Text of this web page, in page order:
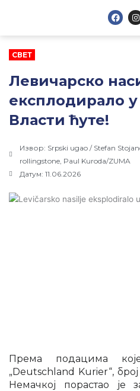
F
a
e
I
n
t
СВЕТ
Левичарско
експлодирало у
Власти ћуте!
Извор: Srpski ugao / Stefan
rollingstone, Paul Kuroda/ZUMA
Датум: 11.06.2026
Према подацима
„Deutschland Kurier“,
Немачкој порастао